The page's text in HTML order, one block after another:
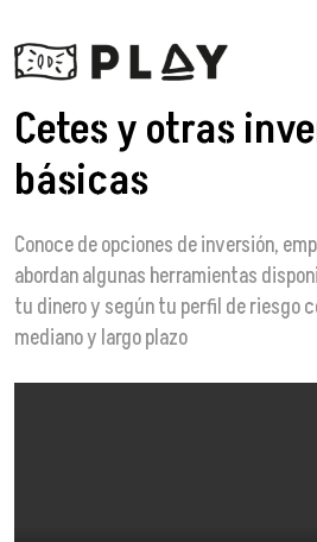
Cetes y otras
básicas
Conoce de opciones de inversión,
abordan algunas herramientas
tu dinero y según tu perfil de riesgo
mediano y largo plazo